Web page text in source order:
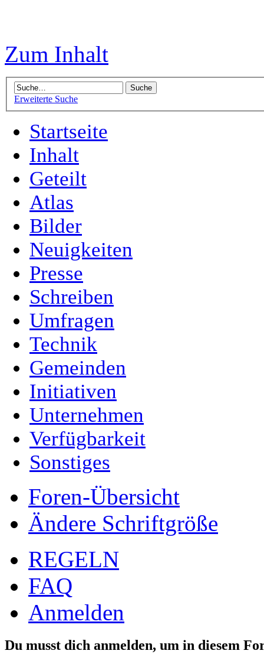
Zum Inhalt
Erweiterte Suche
Startseite
Inhalt
Geteilt
Atlas
Bilder
Neuigkeiten
Presse
Schreiben
Umfragen
Technik
Gemeinden
Initiativen
Unternehmen
Verfügbarkeit
Sonstiges
Foren-Übersicht
Ändere Schriftgröße
REGELN
FAQ
Anmelden
Du musst dich anmelden, um in diesem